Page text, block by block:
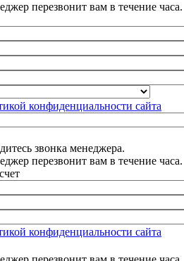
перезвонит вам в течение часа.
конфиденциальности сайта
звонка менеджера.
перезвонит вам в течение часа.
конфиденциальности сайта